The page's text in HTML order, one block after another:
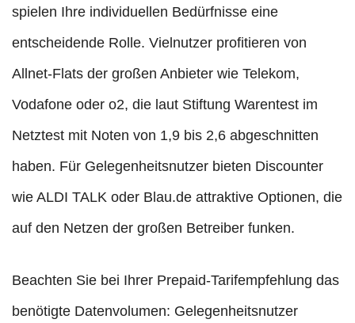
spielen Ihre individuellen Bedürfnisse eine
entscheidende Rolle. Vielnutzer profitieren von
Allnet-Flats der großen Anbieter wie Telekom,
Vodafone oder o2, die laut Stiftung Warentest im
Netztest mit Noten von 1,9 bis 2,6 abgeschnitten
haben. Für Gelegenheitsnutzer bieten Discounter
wie ALDI TALK oder Blau.de attraktive Optionen, die
auf den Netzen der großen Betreiber funken.
Beachten Sie bei Ihrer Prepaid-Tarifempfehlung das
benötigte Datenvolumen: Gelegenheitsnutzer